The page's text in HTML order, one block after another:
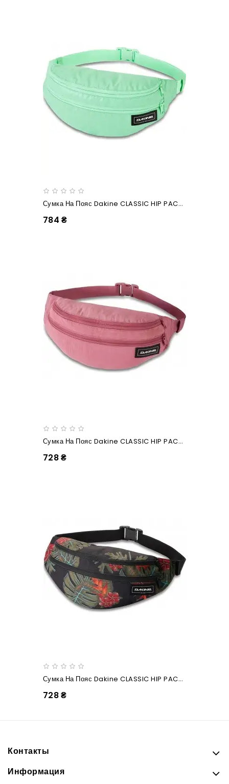
Сумка На Пояс Dakine CLASSIC HIP PACK LARGE Dusty Mint Ripstop
784 ₴
Сумка На Пояс Dakine CLASSIC HIP PACK LARGE Faded Grape
728 ₴
Сумка На Пояс Dakine CLASSIC HIP PACK LARGE Jungle Palm
728 ₴
Контакты
Информация